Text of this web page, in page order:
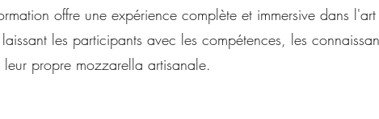
offre une expérience complète et immersive dans
les participants avec les compétences, les
propre mozzarella artisanale.